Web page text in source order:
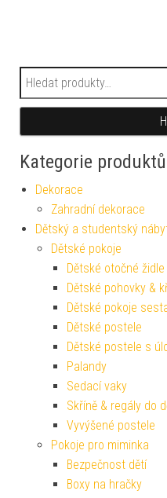
Hledat:
Kategorie produktů
Dekorace
Zahradní dekorace
Dětský a studentský
Dětské pokoje
Dětské otočné židle
Dětské pohovky &
Dětské pokoje
Dětské postele
Dětské postele s
Palandy
Sedací vaky
Skříně & regály do
Vyvýšené postele
Pokoje pro miminka
Bezpečnost dětí
Boxy na hračky